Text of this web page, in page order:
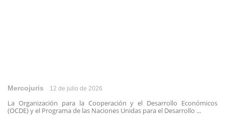
Mercojuris 12 de julio de 2026
La Organización para la Cooperación y el Desarrollo Económicos
(OCDE) y el Programa de las Naciones Unidas para el Desarrollo ...